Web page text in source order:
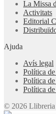
La Missa
Activitats
Editorial
Ajuda
Avís legal
Política
Política
Política
© 2026 Llibreria